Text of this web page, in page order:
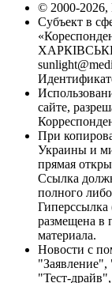
© 2000-2026,
Субъект в
ХАРКІВСЬКЕ
сайте,
При
Украины и
прямая
Ссылка
полного
Гиперссылка
размещена в
материала.
Новости с
"Тест-